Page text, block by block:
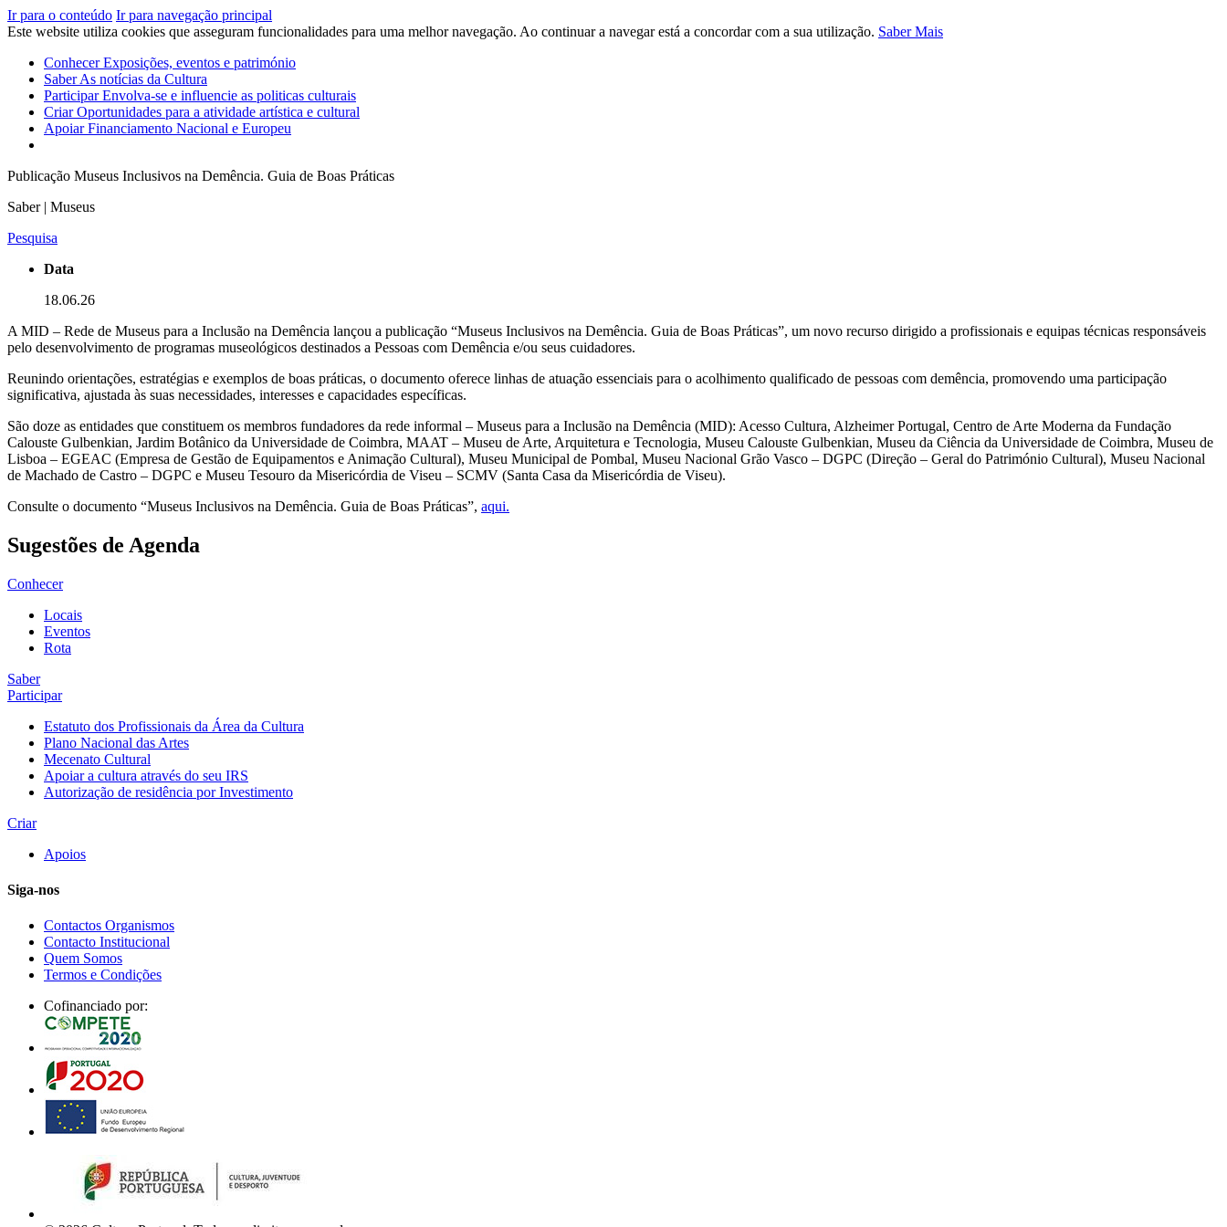
Ir para o conteúdo Ir para navegação principal
Este website utiliza cookies que asseguram funcionalidades para uma melhor navegação. Ao continuar a navegar está a concordar com a sua utilização. Saber Mais
ConhecerExposições, eventos e património
SaberAs notícias da Cultura
ParticiparEnvolva-se e influencie as politicas culturais
CriarOportunidades para a atividade artística e cultural
ApoiarFinanciamento Nacional e Europeu
Publicação Museus Inclusivos na Demência. Guia de Boas Práticas
Saber | Museus
Pesquisa
Data
18.06.26
A MID – Rede de Museus para a Inclusão na Demência lançou a publicação “Museus Inclusivos na Demência. Guia de Boas Práticas”, um novo recurso dirigido a profissionais e equipas técnicas responsáveis
pelo desenvolvimento de programas museológicos destinados a Pessoas com Demência e/ou seus cuidadores.
Reunindo orientações, estratégias e exemplos de boas práticas, o documento oferece linhas de atuação essenciais para o acolhimento qualificado de pessoas com demência, promovendo uma participação
significativa, ajustada às suas necessidades, interesses e capacidades específicas.
São doze as entidades que constituem os membros fundadores da rede informal – Museus para a Inclusão na Demência (MID): Acesso Cultura, Alzheimer Portugal, Centro de Arte Moderna da Fundação
Calouste Gulbenkian, Jardim Botânico da Universidade de Coimbra, MAAT – Museu de Arte, Arquitetura e Tecnologia, Museu Calouste Gulbenkian, Museu da Ciência da Universidade de Coimbra, Museu de
Lisboa – EGEAC (Empresa de Gestão de Equipamentos e Animação Cultural), Museu Municipal de Pombal, Museu Nacional Grão Vasco – DGPC (Direção – Geral do Património Cultural), Museu Nacional
de Machado de Castro – DGPC e Museu Tesouro da Misericórdia de Viseu – SCMV (Santa Casa da Misericórdia de Viseu).
Consulte o documento “Museus Inclusivos na Demência. Guia de Boas Práticas”, aqui.
Sugestões de Agenda
Conhecer
Locais
Eventos
Rota
Saber
Participar
Estatuto dos Profissionais da Área da Cultura
Plano Nacional das Artes
Mecenato Cultural
Apoiar a cultura através do seu IRS
Autorização de residência por Investimento
Criar
Apoios
Siga-nos
Contactos Organismos
Contacto Institucional
Quem Somos
Termos e Condições
Cofinanciado por: